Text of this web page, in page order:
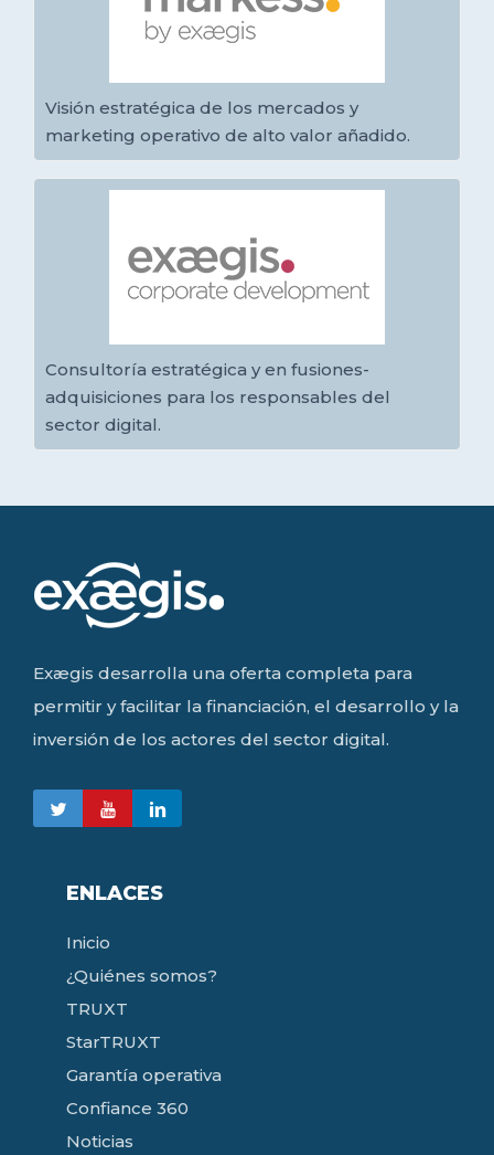
Visión estratégica de los mercados y
marketing operativo de alto valor añadido.
Consultoría estratégica y en fusiones-
adquisiciones para los responsables del
sector digital.
Exægis desarrolla una oferta completa para
permitir y facilitar la financiación, el desarrollo y la
inversión de los actores del sector digital.
ENLACES
Inicio
¿Quiénes somos?
TRUXT
StarTRUXT
Garantía operativa
Confiance 360
Noticias